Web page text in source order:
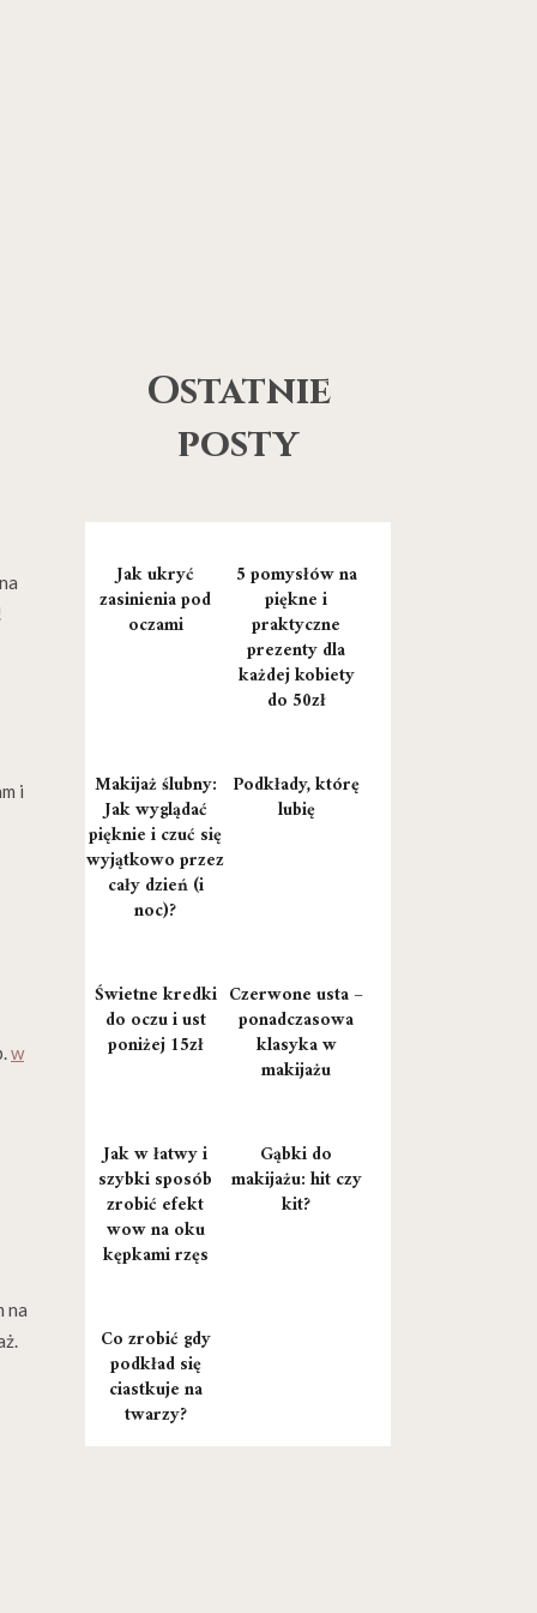
i
w
na
Ostatnie
posty
Jak ukryć
zasinienia pod
oczami
5 pomysłów na
piękne i
praktyczne
prezenty dla
każdej kobiety
do 50zł
Makijaż ślubny:
Jak wyglądać
pięknie i czuć się
wyjątkowo przez
cały dzień (i
noc)?
Podkłady, którę
lubię
Świetne kredki
do oczu i ust
poniżej 15zł
Czerwone usta –
ponadczasowa
klasyka w
makijażu
Jak w łatwy i
szybki sposób
zrobić efekt
wow na oku
kępkami rzęs
Gąbki do
makijażu: hit czy
kit?
Co zrobić gdy
podkład się
ciastkuje na
twarzy?